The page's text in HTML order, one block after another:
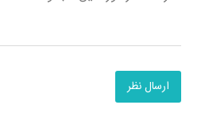
ارسال نظر